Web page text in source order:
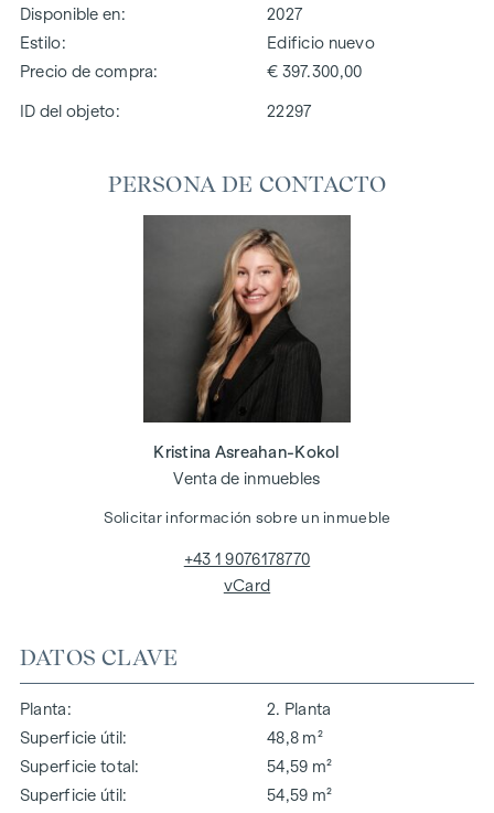
Disponible en
2027
Estilo
Edificio nuevo
Precio de compra
€ 397.300,00
ID del objeto: 22297
DATOS CLAVE
Planta
2. Planta
Superficie útil
48,8 m²
Superficie total
54,59 m²
Superficie útil
54,59 m²
PERSONA DE CONTACTO
Kristina Asreahan-Kokol
Venta de inmuebles
Solicitar información sobre un inmueble
+43 1 9076178770
vCard